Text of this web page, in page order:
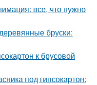
все, что нужно
бруски:
к брусовой
под гипсокартон: